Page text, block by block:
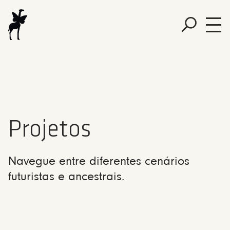
Projetos
Navegue entre diferentes cenários
futuristas e ancestrais.